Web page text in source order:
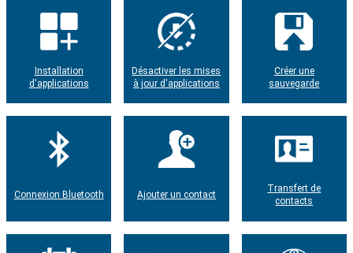
Installation
d'applications
Désactiver les mises
à jour d'applications
Créer une
sauvegarde
Connexion Bluetooth Ajouter un contact
Transfert de
contacts